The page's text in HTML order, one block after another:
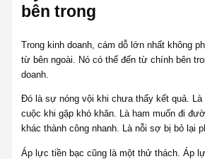
bên trong
Trong kinh doanh, cám dỗ lớn nhất không
từ bên ngoài. Nó có thể đến từ chính bên
doanh.
Đó là sự nóng vội khi chưa thấy kết quả. Là
cuộc khi gặp khó khăn. Là ham muốn đi
khác thành công nhanh. Là nỗi sợ bị bỏ lại
Áp lực tiền bạc cũng là một thử thách. Áp